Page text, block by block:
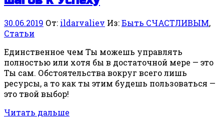
30.06.2019 От: ildarvaliev Из:Быть СЧАСТЛИВЫМ,
Статьи
Единственное чем Ты можешь управлять
полностью или хотя бы в достаточной мере — это
Ты сам. Обстоятельства вокруг всего лишь
ресурсы, а то как ты этим будешь пользоваться —
это твой выбор!
Читать дальше